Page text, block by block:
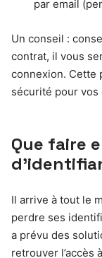
par email
Un conseil :
contrat, il vous
connexion. Cette
sécurité pour vos
Que faire
Il arrive à tout le
perdre ses
a prévu des
retrouver l’accès